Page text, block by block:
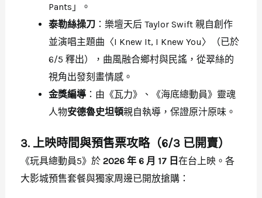
Pants」。
泰勒絲操刀：樂壇天后 Taylor Swift 親自創作
並演唱主題曲〈I Knew It, I Knew You〉（已於
6/5 釋出），曲風融合鄉村與民謠，從翠絲的
視角出發刻畫情感。
金獎編導：由《瓦力》、《海底總動員》靈魂
人物安德魯史坦頓親自執導，保證原汁原味。
3. 上映時間與預售票攻略（6/3 已開賣）
《玩具總動員5》於 2026 年 6 月 17 日 在台上映。各
大影城預售套餐與獨家周邊已開放搶購：